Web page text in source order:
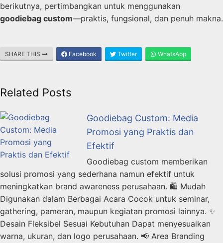
berikutnya, pertimbangkan untuk menggunakan
goodiebag custom—praktis, fungsional, dan penuh makna.
SHARE THIS Facebook Twitter WhatsApp
Related Posts
Goodiebag Custom: Media
Promosi yang Praktis dan
Efektif
Goodiebag custom memberikan
solusi promosi yang sederhana namun efektif untuk
meningkatkan brand awareness perusahaan. 🛍️ Mudah
Digunakan dalam Berbagai Acara Cocok untuk seminar,
gathering, pameran, maupun kegiatan promosi lainnya. ✨
Desain Fleksibel Sesuai Kebutuhan Dapat menyesuaikan
warna, ukuran, dan logo perusahaan. 📢 Area Branding